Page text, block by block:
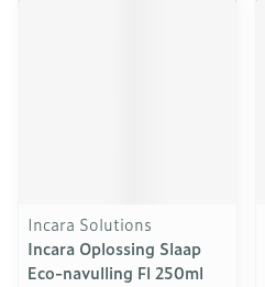
Incara Solutions
Incara Oplossing Slaap
Eco-navulling Fl 250ml